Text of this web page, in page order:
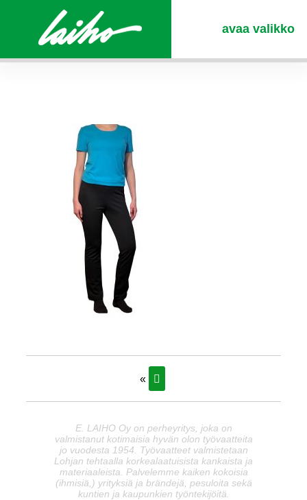
avaa valikko
«
E. LAIHO Oy on perheyritys, joka on
valmistanut kotimaisia hyvän olon työvaatteita
jo vuodesta 1954. Työvaatteet valmistetaan
Lohjan tehtaalla korkealaatuisista kankaista ja
materiaaleista. Palvelemme kaiken kokoisia
(ihmisiä,) yrityksiä ja brändejä, pesuloita sekä
kuntien ja kaupunkien työntekijöitä.